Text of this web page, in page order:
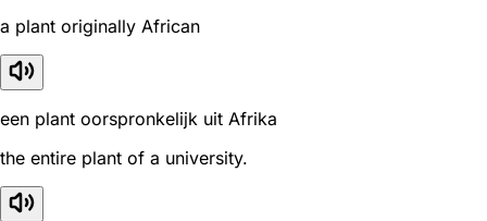
a plant originally African
een plant oorspronkelijk uit Afrika
the entire plant of a university.